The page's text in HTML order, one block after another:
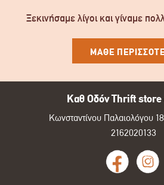
Ξεκινήσαμε λίγοι και γίναμε
ΜΑΘΕ
Καθ Οδόν Thrift
Κωνσταντίνου Παλαιολόγου
2162020133